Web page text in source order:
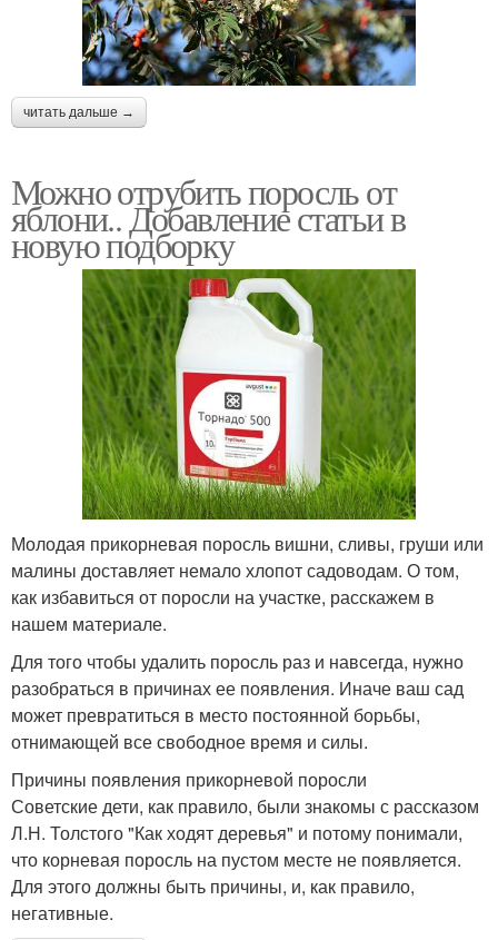
читать дальше →
Можно отрубить поросль от
яблони.. Добавление статьи в
новую подборку
Молодая прикорневая поросль вишни, сливы, груши или
малины доставляет немало хлопот садоводам. О том,
как избавиться от поросли на участке, расскажем в
нашем материале.
Для того чтобы удалить поросль раз и навсегда, нужно
разобраться в причинах ее появления. Иначе ваш сад
может превратиться в место постоянной борьбы,
отнимающей все свободное время и силы.
Причины появления прикорневой поросли
Советские дети, как правило, были знакомы с рассказом
Л.Н. Толстого "Как ходят деревья" и потому понимали,
что корневая поросль на пустом месте не появляется.
Для этого должны быть причины, и, как правило,
негативные.